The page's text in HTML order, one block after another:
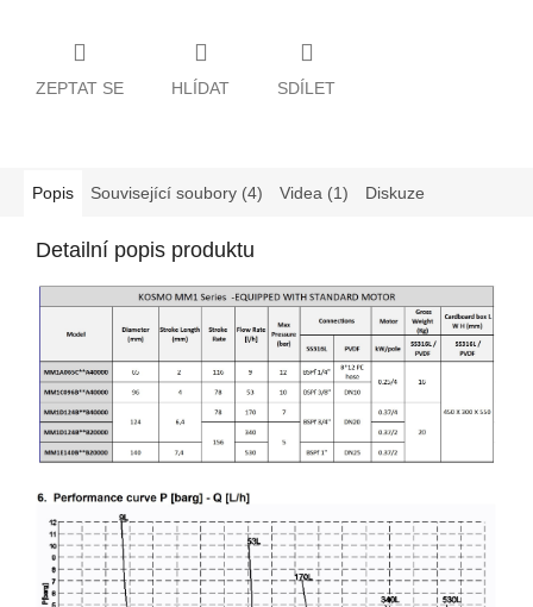
ZEPTAT SE HLÍDAT SDÍLET
Popis Související soubory (4) Videa (1) Diskuze
Detailní popis produktu